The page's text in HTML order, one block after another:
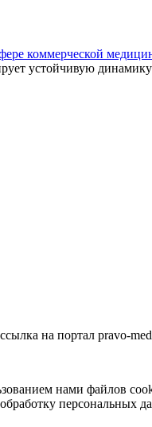
коммерческой
устойчивую динамику
на портал pravo-
нами файлов
обработку персональных